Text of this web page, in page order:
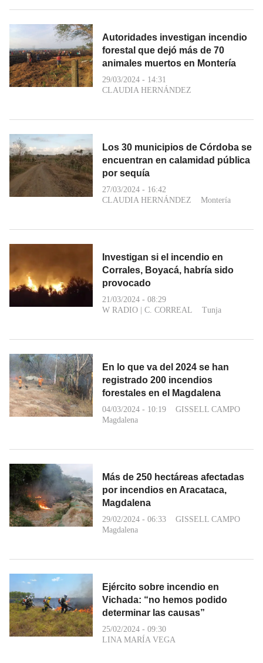
Autoridades investigan incendio
forestal que dejó más de 70
animales muertos en Montería
29/03/2024 - 14:31
CLAUDIA HERNÁNDEZ
Los 30 municipios de Córdoba se
encuentran en calamidad pública
por sequía
27/03/2024 - 16:42
CLAUDIA HERNÁNDEZ
Montería
Investigan si el incendio en
Corrales, Boyacá, habría sido
provocado
21/03/2024 - 08:29
W RADIO
C. CORREAL Tunja
En lo que va del 2024 se han
registrado 200 incendios
forestales en el Magdalena
04/03/2024 - 10:19
GISSELL CAMPO
Magdalena
Más de 250 hectáreas afectadas
por incendios en Aracataca,
Magdalena
29/02/2024 - 06:33
GISSELL CAMPO
Magdalena
Ejército sobre incendio en
Vichada: “no hemos podido
determinar las causas”
25/02/2024 - 09:30
LINA MARÍA VEGA